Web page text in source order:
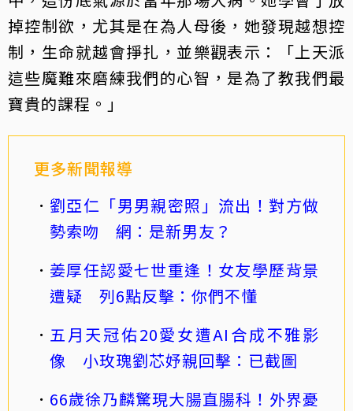
掉控制欲，尤其是在為人母後，她發現越想控
制，生命就越會掙扎，並樂觀表示：「上天派
這些魔難來磨練我們的心智，是為了教我們最
寶貴的課程。」
更多新聞報導
劉亞仁「男男親密照」流出！對方做
勢索吻 網：是新男友？
姜厚任認愛七世重逢！女友學歷背景
遭疑 列6點反擊：你們不懂
五月天冠佑20愛女遭AI合成不雅影
像 小玫瑰劉芯妤親回擊：已截圖
66歲徐乃麟驚現大腸直腸科！外界憂